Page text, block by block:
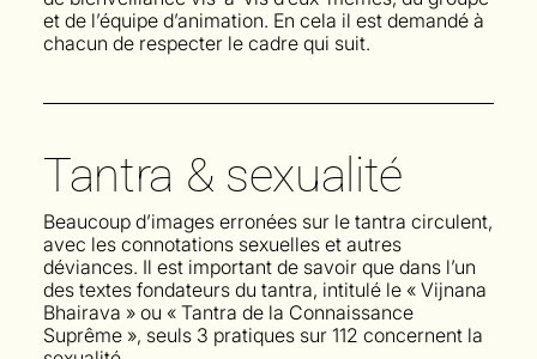
et de l’équipe d’animation. En cela il est demandé à
chacun de respecter le cadre qui suit.
Tantra & sexualité
Beaucoup d’images erronées sur le tantra circulent,
avec les connotations sexuelles et autres
déviances. Il est important de savoir que dans l’un
des textes fondateurs du tantra, intitulé le « Vijnana
Bhairava » ou « Tantra de la Connaissance
Suprême », seuls 3 pratiques sur 112 concernent la